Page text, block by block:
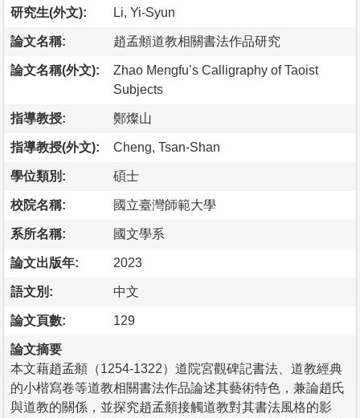
研究生(外文): Li, Yi-Syun
論文名稱: 趙孟頫道教相關書法作品研究
論文名稱(外文):
Zhao Mengfu’s Calligraphy of Taoist
Subjects
指導教授: 鄭燦山
指導教授(外文): Cheng, Tsan-Shan
學位類別: 碩士
校院名稱: 國立臺灣師範大學
系所名稱: 國文學系
論文出版年: 2023
語文別: 中文
論文頁數: 129
論文摘要
本文藉趙孟頫（1254-1322）道院宮觀碑記書法、道教經典
的小楷寫卷等道教相關書法作品論述其藝術特色，兼論趙氏
與道教的關係，並探究趙孟頫接觸道教對其書法風格的影